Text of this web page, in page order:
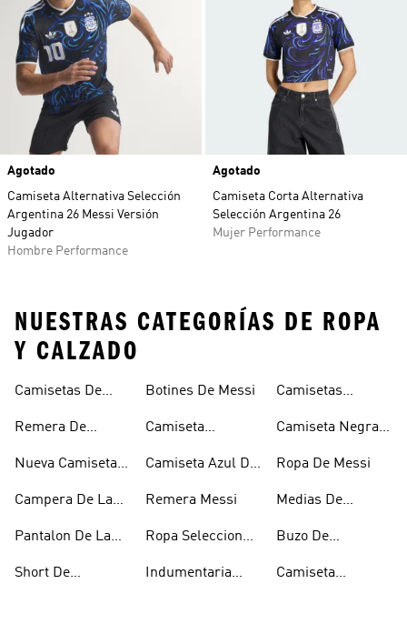
Agotado
Camiseta Alternativa Selección
Argentina 26 Messi Versión
Jugador
Hombre Performance
Agotado
Camiseta Corta Alternativa
Selección Argentina 26
Mujer Performance
NUESTRAS CATEGORÍAS DE ROPA
Y CALZADO
Camisetas De
Remera De
Nueva Camiseta
Campera De La
Argentina
Pantalon De La
Argentina
Short De
Botines De Messi
Camiseta
Argentina
Camiseta Azul De
Remera Messi
Ropa Seleccion
Indumentaria
Camisetas
Camiseta Negra
Ropa De Messi
Medias De
Buzo De
Camiseta